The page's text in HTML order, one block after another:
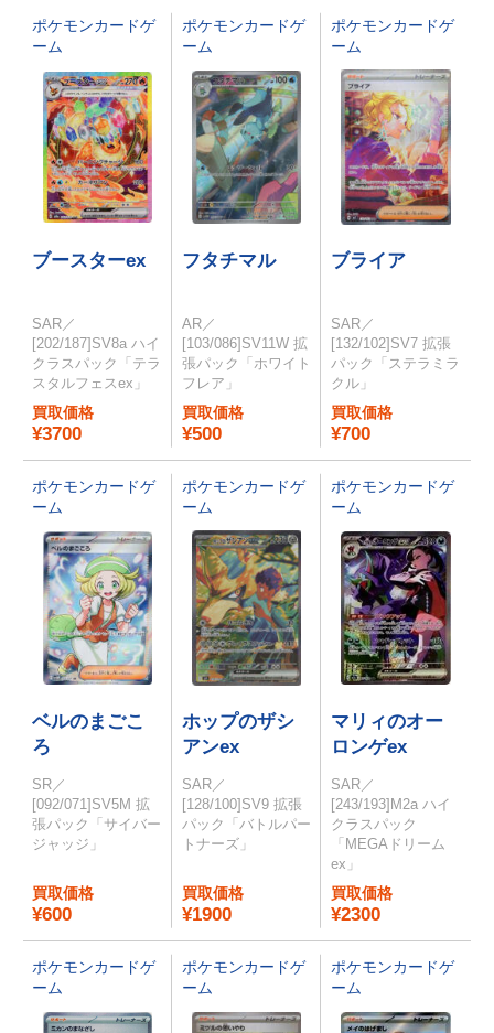
ポケモンカードゲ
ーム
ブースターex
SAR／
[202/187]SV8a ハイ
クラスパック「テラ
スタルフェスex」
買取価格
¥3700
ポケモンカードゲ
ーム
フタチマル
AR／
[103/086]SV11W 拡
張パック「ホワイト
フレア」
買取価格
¥500
ポケモンカードゲ
ーム
ブライア
SAR／
[132/102]SV7 拡張
パック「ステラミラ
クル」
買取価格
¥700
ポケモンカードゲ
ーム
ベルのまごこ
ろ
SR／
[092/071]SV5M 拡
張パック「サイバー
ジャッジ」
買取価格
¥600
ポケモンカードゲ
ーム
ホップのザシ
アンex
SAR／
[128/100]SV9 拡張
パック「バトルパー
トナーズ」
買取価格
¥1900
ポケモンカードゲ
ーム
マリィのオー
ロンゲex
SAR／
[243/193]M2a ハイ
クラスパック
「MEGAドリーム
ex」
買取価格
¥2300
ポケモンカードゲ
ーム
ポケモンカードゲ
ーム
ポケモンカードゲ
ーム